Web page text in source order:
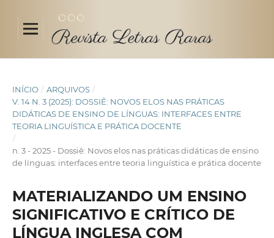
INÍCIO / ARQUIVOS /
V. 14 N. 3 (2025): DOSSIÊ: NOVOS ELOS NAS PRÁTICAS
DIDÁTICAS DE ENSINO DE LÍNGUAS: INTERFACES ENTRE
TEORIA LINGUÍSTICA E PRÁTICA DOCENTE
/
n. 3 - 2025 - Dossiê: Novos elos nas práticas didáticas de ensino
de línguas: interfaces entre teoria linguística e prática docente
MATERIALIZANDO UM ENSINO
SIGNIFICATIVO E CRÍTICO DE
LÍNGUA INGLESA COM